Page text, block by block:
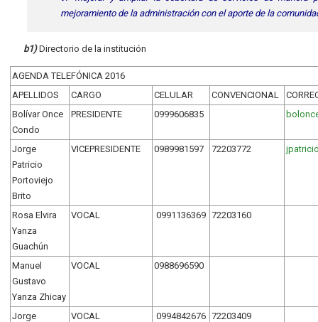
mejoramiento de la administración con el aporte de la
b1)Directorio de la institución
AGENDA TELEFÓNICA 2016
APELLIDOS
CARGO CELULAR CONVENCIONAL
Bolívar Once
Condo
PRESIDENTE 0999606835
Jorge
Patricio
Portoviejo
Brito
VICEPRESIDENTE 0989981597 72203772
Rosa Elvira
Yanza
Guachún
VOCAL 0991136369 72203160
Manuel
Gustavo
Yanza Zhicay
VOCAL 0988696590
Jorge
VOCAL 0994842676 72203409